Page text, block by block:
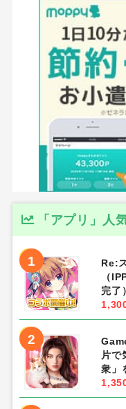
「アプリ」人
1
Re:
（
完了
2
片で
衆」